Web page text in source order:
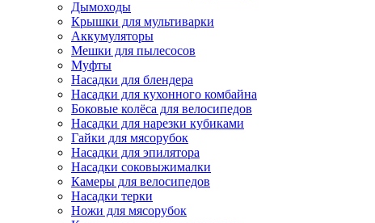
Дымоходы
Крышки для мультиварки
Аккумуляторы
Мешки для пылесосов
Муфты
Насадки для блендера
Насадки для кухонного комбайна
Боковые колёса для велосипедов
Насадки для нарезки кубиками
Гайки для мясорубок
Насадки для эпилятора
Насадки соковыжималки
Камеры для велосипедов
Насадки терки
Ножи для мясорубок